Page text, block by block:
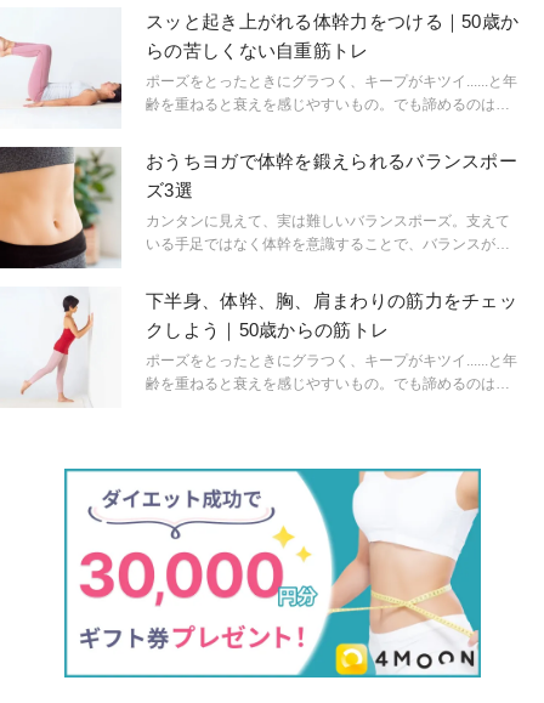
反対に間違えてしまうと体幹への効果も薄くなり…さ
て、あなたは大丈夫？四つ這いダメあるあるを早速チェ
ックしてみて！
スッと起き上がれる体幹力をつける｜50歳か
らの苦しくない自重筋トレ
ポーズをとったときにグラつく、キープがキツイ......と年
齢を重ねると衰えを感じやすいもの。でも諦めるのは早
ります。そこで、50歳からの無理なく筋力UPできる方法
をご紹介!
おうちヨガで体幹を鍛えられるバランスポー
ズ3選
カンタンに見えて、実は難しいバランスポーズ。支えて
いる手足ではなく体幹を意識することで、バランスがと
ランスをとっていますか？チェックしながらトライして
みましょう！
下半身、体幹、胸、肩まわりの筋力をチェッ
クしよう｜50歳からの筋トレ
ポーズをとったときにグラつく、キープがキツイ......と年
齢を重ねると衰えを感じやすいもの。でも諦めるのは早